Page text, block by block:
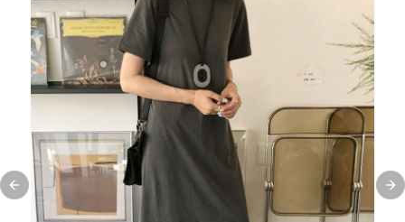
Previous slide